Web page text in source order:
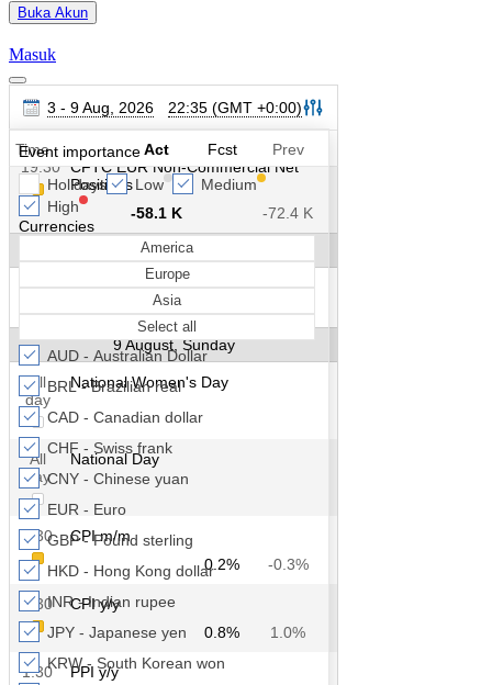
Buka Akun
Masuk